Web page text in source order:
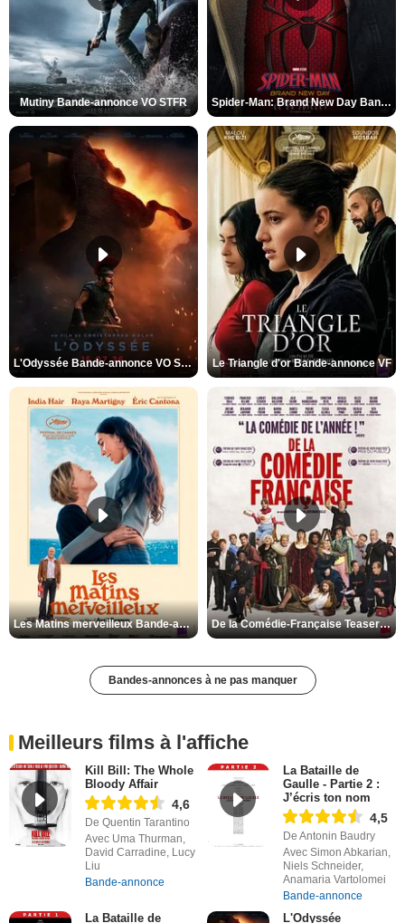
Mutiny Bande-annonce VO STFR Spider-Man: Brand New Day Bande-annonce VO STFR
L'Odyssée Bande-annonce VO STFR Le Triangle d'or Bande-annonce VF
Les Matins merveilleux Bande-annonce VF De la Comédie-Française Teaser VF
Bandes-annonces à ne pas manquer
Meilleurs films à l'affiche
Kill Bill: The Whole
Bloody Affair
4,6
De Quentin Tarantino
Avec Uma Thurman,
David Carradine, Lucy
Liu
Bande-annonce
La Bataille de
Gaulle - Partie 2 :
J’écris ton nom
4,5
De Antonin Baudry
Avec Simon Abkarian,
Niels Schneider,
Anamaria Vartolomei
Bande-annonce
La Bataille de L'Odyssée